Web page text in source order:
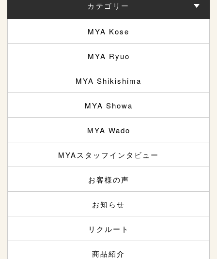
カテゴリー
MYA Kose
MYA Ryuo
MYA Shikishima
MYA Showa
MYA Wado
MYAスタッフインタビュー
お客様の声
お知らせ
リクルート
商品紹介